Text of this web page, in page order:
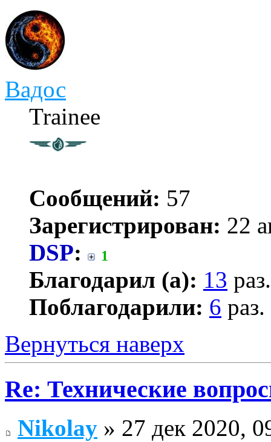
Вадос
Trainee
Сообщений: 57
Зарегистрирован: 22
DSP: 1
Благодарил (а): 13 раз.
Поблагодарили: 6 раз.
Вернуться наверх
Re: Технические
Nikolay » 27 дек 2020,